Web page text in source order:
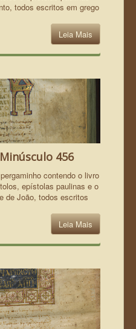
todos escritos em grego
Leia Mais
456
contendo o livro
epístolas paulinas e o
de João, todos escritos
Leia Mais